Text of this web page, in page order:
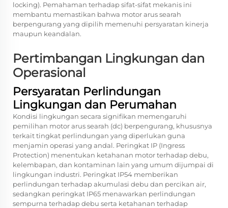
locking). Pemahaman terhadap sifat-sifat mekanis ini
membantu memastikan bahwa motor arus searah
berpengurang yang dipilih memenuhi persyaratan kinerja
maupun keandalan.
Pertimbangan Lingkungan dan
Operasional
Persyaratan Perlindungan
Lingkungan dan Perumahan
Kondisi lingkungan secara signifikan memengaruhi
pemilihan motor arus searah (dc) berpengurang, khususnya
terkait tingkat perlindungan yang diperlukan guna
menjamin operasi yang andal. Peringkat IP (Ingress
Protection) menentukan ketahanan motor terhadap debu,
kelembapan, dan kontaminan lain yang umum dijumpai di
lingkungan industri. Peringkat IP54 memberikan
perlindungan terhadap akumulasi debu dan percikan air,
sedangkan peringkat IP65 menawarkan perlindungan
sempurna terhadap debu serta ketahanan terhadap